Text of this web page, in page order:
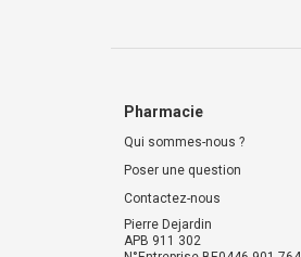
Pharmacie
Qui sommes-nous ?
Poser une question
Contactez-nous
Pierre Dejardin
APB 911 302